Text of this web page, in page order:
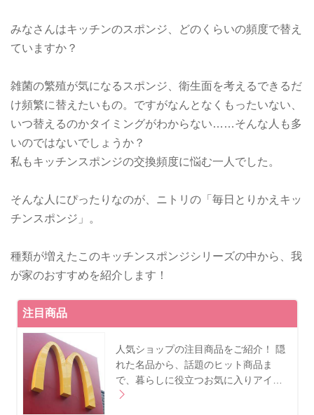
みなさんはキッチンのスポンジ、どのくらいの頻度で替え
ていますか？
雑菌の繁殖が気になるスポンジ、衛生面を考えるできるだ
け頻繁に替えたいもの。ですがなんとなくもったいない、
いつ替えるのかタイミングがわからない……そんな人も多
いのではないでしょうか？
私もキッチンスポンジの交換頻度に悩む一人でした。
そんな人にぴったりなのが、ニトリの「毎日とりかえキッ
チンスポンジ」。
種類が増えたこのキッチンスポンジシリーズの中から、我
が家のおすすめを紹介します！
注目商品
人気ショップの注目商品をご紹介！ 隠
れた名品から、話題のヒット商品ま
で、暮らしに役立つお気に入りアイ…